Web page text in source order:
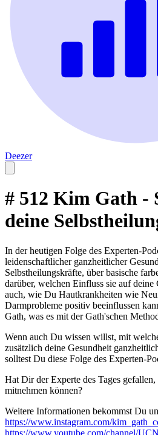
Deezer
# 512 Kim Gath -
deine
In der heutigen Folge des Experten-
leidenschaftlicher ganzheitlicher
Selbstheilungskräfte, über basische
darüber, welchen Einfluss sie auf
auch, wie Du Hautkrankheiten wie
Darmprobleme positiv beeinflussen
Gath, was es mit der Gath'schen
Wenn auch Du wissen willst, mit
zusätzlich deine Gesundheit
solltest Du diese Folge des Experten-
Hat Dir der Experte des Tages
mitnehmen können?
Weitere Informationen bekommst Du
https://www.instagram.com/
https://www.youtube.com/channel/